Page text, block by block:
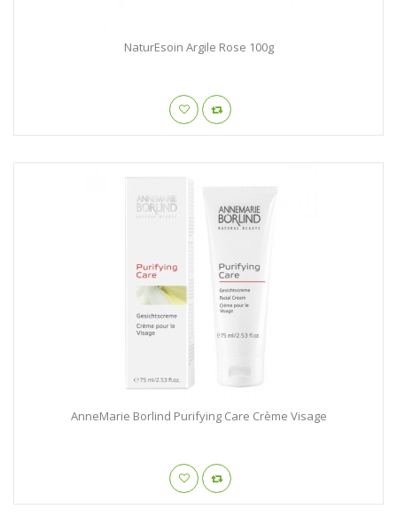
NaturEsoin Argile Rose 100g
AnneMarie Borlind Purifying Care Crème Visage